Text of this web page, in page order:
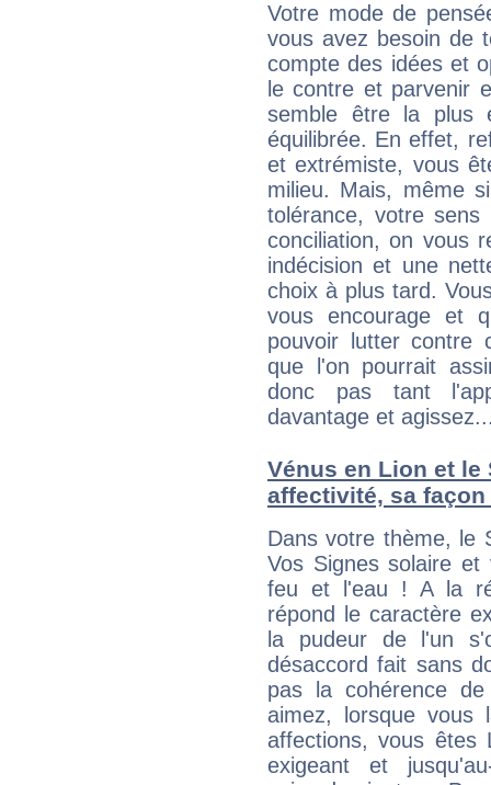
Votre mode de
vous avez besoin de
compte des idées et
le contre et parvenir
semble être la plus
équilibrée. En effet,
et extrémiste, vous
milieu. Mais, même
tolérance, votre
conciliation, on vous
indécision et une
choix à plus tard.
vous encourage et
pouvoir lutter contre
que l'on pourrait
donc pas tant
davantage et
Vénus en Lion et le
affectivité, sa
Dans votre thème, le
Vos Signes solaire et
feu et l'eau ! A la
répond le caractère
la pudeur de l'un
désaccord fait sans
pas la cohérence
aimez, lorsque vous
affections, vous êtes
exigeant et